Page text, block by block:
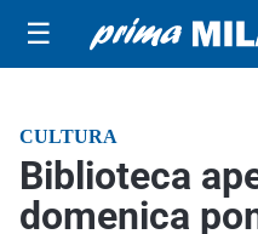
☰
CULTURA
Biblioteca
domenica